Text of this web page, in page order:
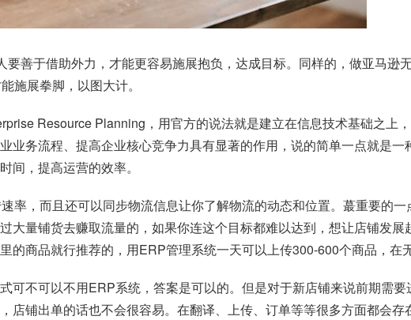
要善于借助外力，才能更容易施展抱负，达成目标。同样的，做亚马逊
施展拳脚，以图大计。
Resource Planning，用官方的说法就是建立在信息技术基础之上
业务流程、提高企业核心竞争力具有显著的作用，说的简单一点就是
间，提高运营的效率。
率，而且还可以同步物流信息让你了解物流的动态和位置。蕞重要的
大量铺货去赚取流量的，如果你连这个目标都难以达到，想让店铺发
的商品就行推荐的，用ERP管理系统一天可以上传300-600个商品，在
可不可以不用ERP系统，答案是可以的。但是对于新店铺来说前期需
店铺出单的话也不会很容易。在翻译、上传、订单等等很多方面都会